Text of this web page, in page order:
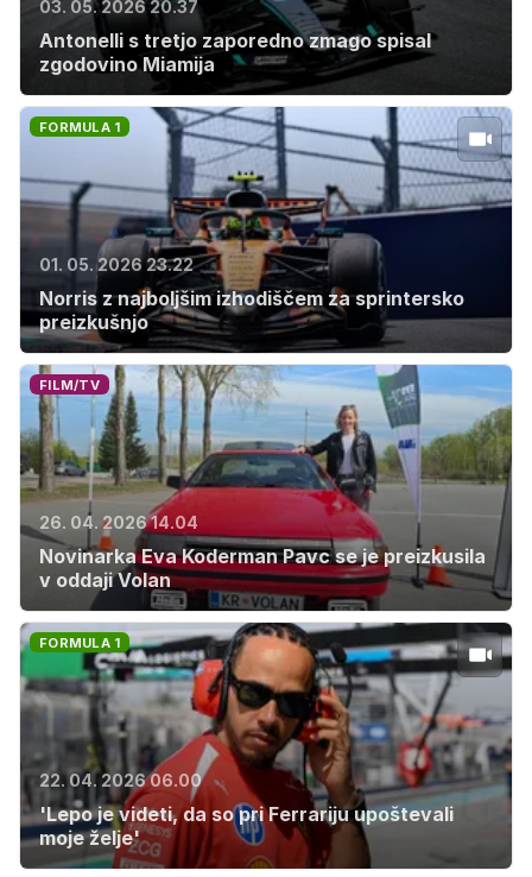
03. 05. 2026 20.37
Antonelli s tretjo zaporedno zmago spisal
zgodovino Miamija
FORMULA 1
01. 05. 2026 23.22
Norris z najboljšim izhodiščem za sprintersko
preizkušnjo
FILM/TV
26. 04. 2026 14.04
Novinarka Eva Koderman Pavc se je preizkusila
v oddaji Volan
FORMULA 1
22. 04. 2026 06.00
'Lepo je videti, da so pri Ferrariju upoštevali
moje želje'